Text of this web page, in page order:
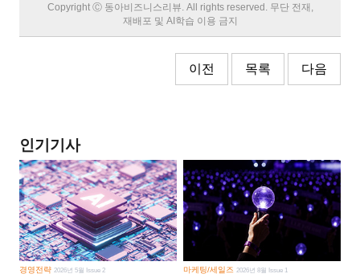
Copyright Ⓒ 동아비즈니스리뷰. All rights reserved. 무단 전재,
재배포 및 AI학습 이용 금지
이전 목록 다음
인기기사
경영전략 2026년 5월 Issue 2 마케팅/세일즈 2026년 8월 Issue 1